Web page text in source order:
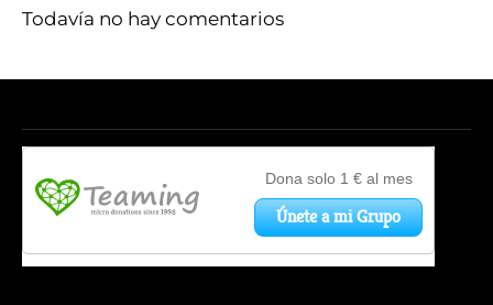
Todavía no hay comentarios